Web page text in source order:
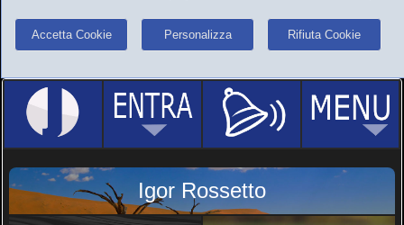
Accetta Cookie Personalizza Rifiuta Cookie
Igor Rossetto